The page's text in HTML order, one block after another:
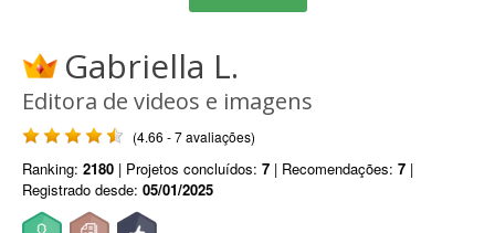
Gabriella L.
Editora de videos e imagens
(4.66 - 7 avaliações)
Ranking: 2180 | Projetos concluídos: 7 | Recomendações: 7 |
Registrado desde: 05/01/2025